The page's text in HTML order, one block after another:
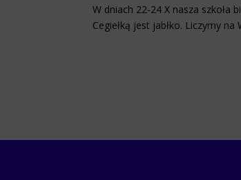
W dniach 22-24 X nasza szkoła
Cegiełką jest jabłko. Liczymy na